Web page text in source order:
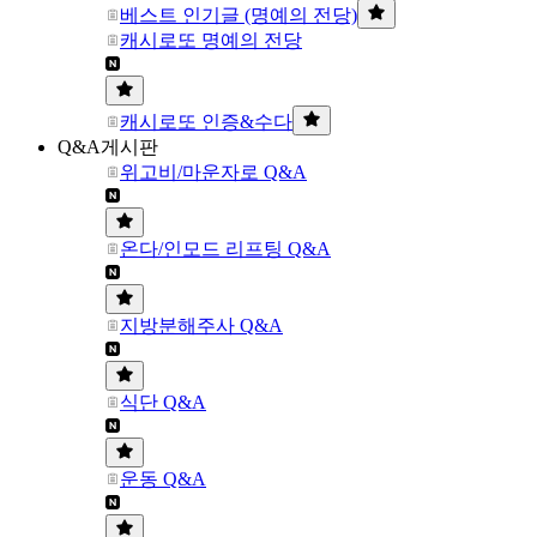
베스트 인기글 (명예의 전당)
캐시로또 명예의 전당
캐시로또 인증&수다
Q&A게시판
위고비/마운자로 Q&A
온다/인모드 리프팅 Q&A
지방분해주사 Q&A
식단 Q&A
운동 Q&A